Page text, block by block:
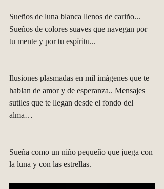
Sueños de luna blanca llenos de cariño...
Sueños de colores suaves que navegan por
tu mente y por tu espíritu...
Ilusiones plasmadas en mil imágenes que te
hablan de amor y de esperanza.. Mensajes
sutiles que te llegan desde el fondo del
alma…
Sueña como un niño pequeño que juega con
la luna y con las estrellas.